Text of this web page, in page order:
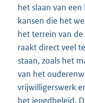
het slaan van
kansen die het
het terrein van
raakt direct veel
staan, zoals het
van het
vrijwilligerswerk
het jeugdbeleid.